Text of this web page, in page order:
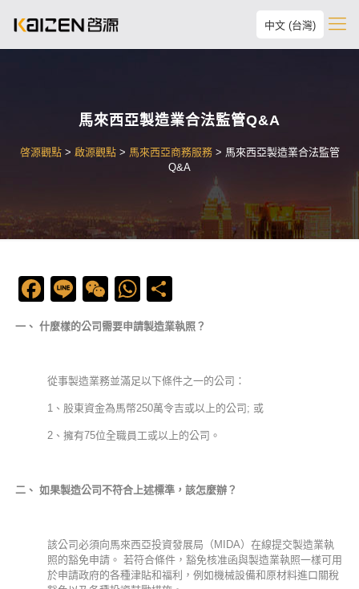
中文 (台灣)
馬來西亞製造業合法監管Q&A
啓源觀點> 啟源觀點> 馬來西亞商務服務> 馬來西亞製造業合法監管
Q&A
Facebook
LineWeChatWhatsApp
一、什麼樣的公司需要申請製造業執照？
從事製造業務並滿足以下條件之一的公司：
1、股東資金為馬幣250萬令吉或以上的公司; 或
2、擁有75位全職員工或以上的公司。
二、如果製造公司不符合上述標準，該怎麼辦？
該公司必須向馬來西亞投資發展局（MIDA）在線提交製造業執
照的豁免申請。 若符合條件，豁免核准函與製造業執照一樣可用
於申請政府的各種津貼和福利，例如機械設備和原材料進口關稅